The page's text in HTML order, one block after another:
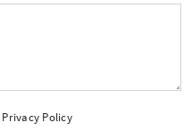
Privacy Policy